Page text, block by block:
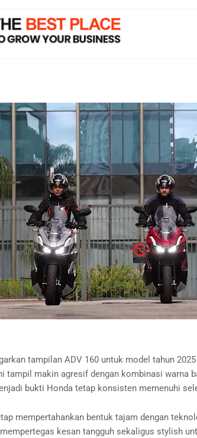
tampilan ADV 160 untuk model tahun
tampil makin agresif dengan kombinasi warna
bukti Honda tetap konsisten memenuhi
mempertahankan bentuk tajam dengan
kesan tangguh sekaligus stylish